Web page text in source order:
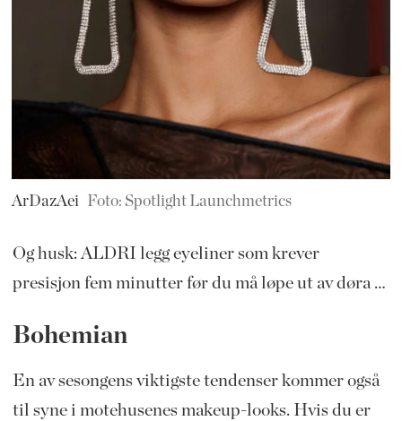
ArDazAei Foto: Spotlight Launchmetrics
Og husk: ALDRI legg eyeliner som krever
presisjon fem minutter før du må løpe ut av døra …
Bohemian
En av sesongens viktigste tendenser kommer også
til syne i motehusenes makeup-looks. Hvis du er